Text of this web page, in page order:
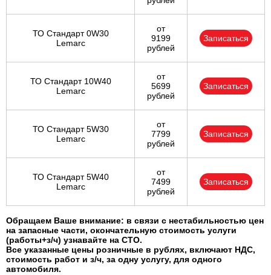
ТО Стандарт 0W30
Lemarc
от
9199
рублей
Записаться
ТО Стандарт 10W40
Lemarc
от
5699
рублей
Записаться
ТО Стандарт 5W30
Lemarc
от
7799
рублей
Записаться
ТО Стандарт 5W40
Lemarc
от
7499
рублей
Записаться
Обращаем Ваше внимание: в связи с нестабильностью цен
на запасные части, окончательную стоимость услуги
(работы+з/ч) узнавайте на СТО.
Все указанные цены розничные в рублях, включают НДС,
стоимость работ и з/ч, за одну услугу, для одного
автомобиля.